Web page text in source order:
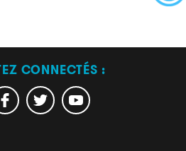
CONNECTÉS :